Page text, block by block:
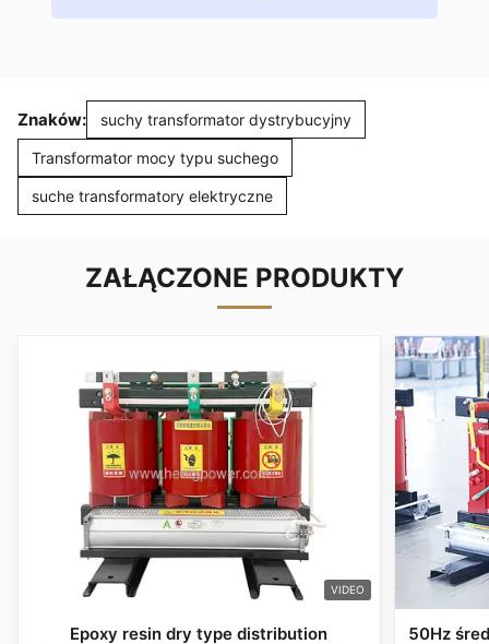
Znaków: suchy transformator dystrybucyjny
Transformator mocy typu suchego
suche transformatory elektryczne
ZAŁĄCZONE PRODUKTY
VIDEO
Epoxy resin dry type distribution
50Hz